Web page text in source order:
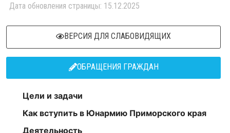
Дата обновления страницы: 15.12.2025
ВЕРСИЯ ДЛЯ СЛАБОВИДЯЩИХ
ОБРАЩЕНИЯ ГРАЖДАН
Цели и задачи
Как вступить в Юнармию Приморского края
Деятельность